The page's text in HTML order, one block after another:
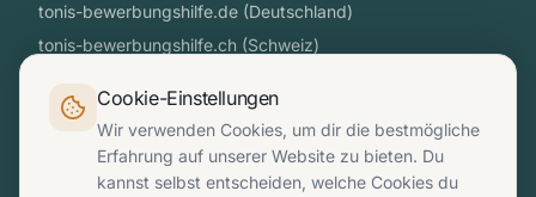
Cookie-Einstellungen
Wir verwenden Cookies, um dir die bestmögliche
Erfahrung auf unserer Website zu bieten. Du
kannst selbst entscheiden, welche Cookies du
tonis-bewerbungshilfe.de (Deutschland)
tonis-bewerbungshilfe.ch (Schweiz)
KONTAKT
🇩🇪 +49 163 619 56 25(WhatsApp)